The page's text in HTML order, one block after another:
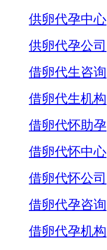
供卵代孕中心
供卵代孕公司
借卵代生咨询
借卵代生机构
借卵代怀助孕
借卵代怀中心
借卵代怀公司
借卵代孕咨询
借卵代孕机构